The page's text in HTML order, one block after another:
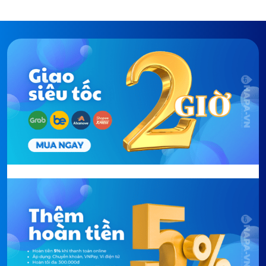
Juno là dòng sản phẩm đảo đèn mới nhất của Elica
nên khả năng xử lý khói và mùi tốt hơn hẳn so với
anh chị mình; đặc biệt là giá thành cực tốt, tốt nhất
cho dòng sản phẩm này. Nên nếu bạn yêu thích tinh
thần thiết kế mới, cũng sẽ dễ dàng mang Juno về
cho ngôi nhà thân yêu của mình.
Nếu bạn quá yêu thích dòng máy hút mùi đảo đèn
nhưng gian bếp nhà bạn là áp sát tường thì hoàn
toàn vẫn có thể sử dụng Juno nhờ bộ khung bổ trợ
lắp vào tường mà không ảnh hưởng gì về mặt thẩm
THÔNG SỐ KỸ THUẬT